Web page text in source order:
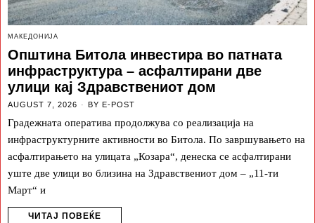
МАКЕДОНИЈА
Општина Битола инвестира во патната
инфраструктура – асфалтирани две
улици кај Здравствениот дом
AUGUST 7, 2026 BY E-POST
Градежната оператива продолжува со реализација на
инфраструктурните активности во Битола. По завршувањето на
асфалтирањето на улицата „Козара“, денеска се асфалтирани
уште две улици во близина на Здравствениот дом – „11-ти
Март“ и
ЧИТАЈ ПОВЕЌЕ